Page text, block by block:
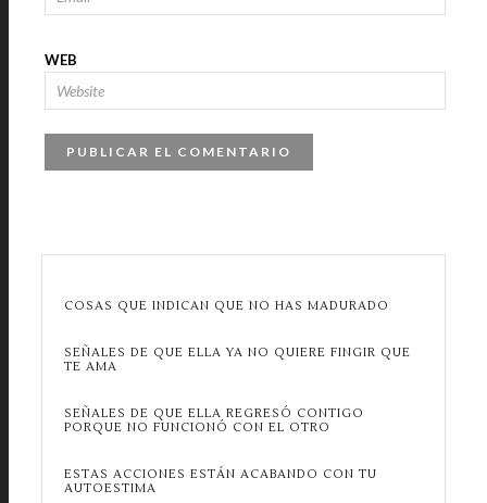
WEB
COSAS QUE INDICAN QUE NO HAS MADURADO
SEÑALES DE QUE ELLA YA NO QUIERE FINGIR QUE
TE AMA
SEÑALES DE QUE ELLA REGRESÓ CONTIGO
PORQUE NO FUNCIONÓ CON EL OTRO
ESTAS ACCIONES ESTÁN ACABANDO CON TU
AUTOESTIMA